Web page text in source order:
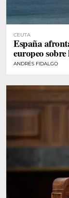
CEUTA
España
europeo
ANDRÉS FIDALGO